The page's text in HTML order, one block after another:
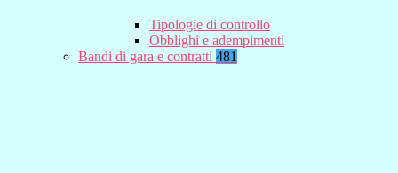
Tipologie di controllo
Obblighi e adempimenti
Bandi di gara e contratti 481